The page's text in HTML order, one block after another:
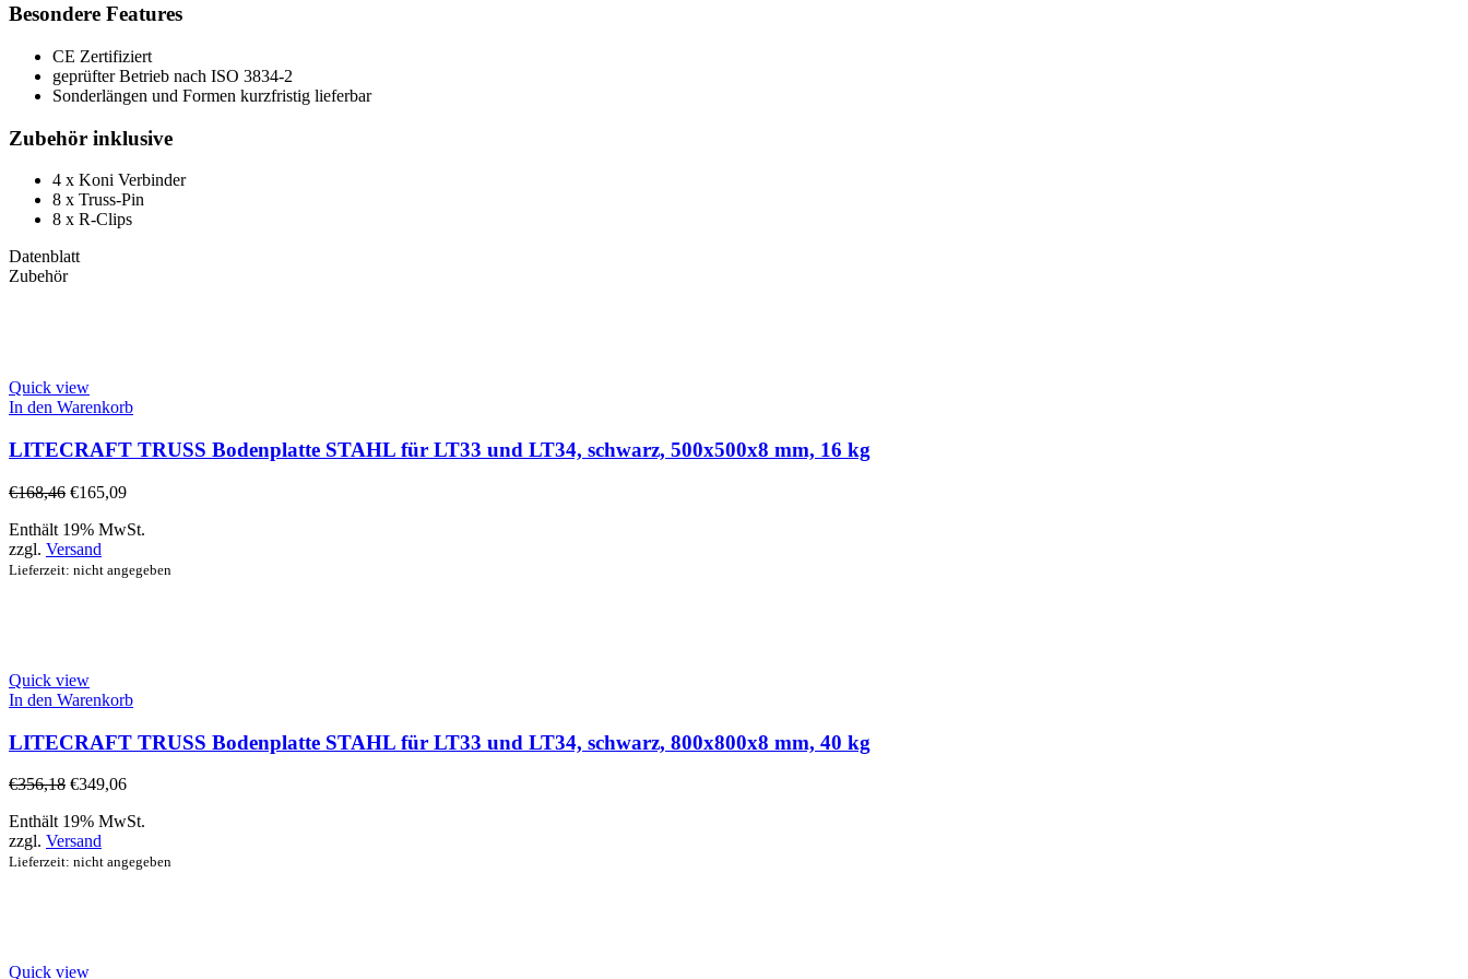
Besondere Features
CE Zertifiziert
geprüfter Betrieb nach ISO 3834-2
Sonderlängen und Formen kurzfristig lieferbar
Zubehör inklusive
4 x Koni Verbinder
8 x Truss-Pin
8 x R-Clips
Datenblatt
Zubehör
Quick view
In den Warenkorb
LITECRAFT TRUSS Bodenplatte STAHL für LT33 und LT34, schwarz, 500x500x8 mm, 16 kg
€168,46 €165,09
Enthält 19% MwSt.
zzgl. Versand
Lieferzeit: nicht angegeben
Quick view
In den Warenkorb
LITECRAFT TRUSS Bodenplatte STAHL für LT33 und LT34, schwarz, 800x800x8 mm, 40 kg
€356,18 €349,06
Enthält 19% MwSt.
zzgl. Versand
Lieferzeit: nicht angegeben
Quick view